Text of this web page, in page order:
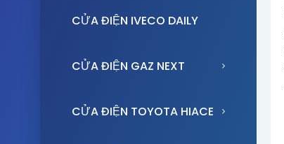
CỬA ĐIỆN IVECO DAILY
CỬA ĐIỆN GAZ NEXT
CỬA ĐIỆN TOYOTA HIACE